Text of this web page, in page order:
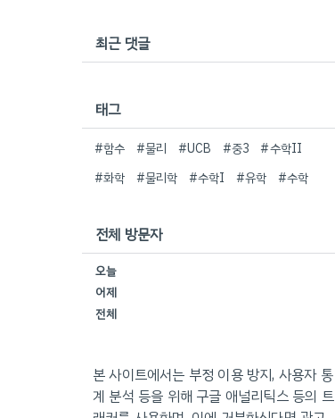
최근 댓글
태그
#함수 #물리 #UCB #중3
#수학II
#화학
#물리학 #수학I #유학 #수학
전체 방문자
오늘
어제
전체
본 사이트에서는 부정 이용 방지, 사용자 통
계 분석 등을 위해 구글 애널리틱스 등의 트